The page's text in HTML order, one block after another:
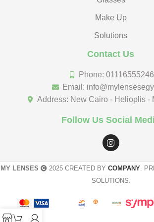
Make Up
Solutions
Contact Us
Phone: 01116555246
Email:
Address: New Cairo - Helioplis -
Follow Us Social
MY LENSES 2025 CREATED BY COMPANY.
SOLUTIONS.